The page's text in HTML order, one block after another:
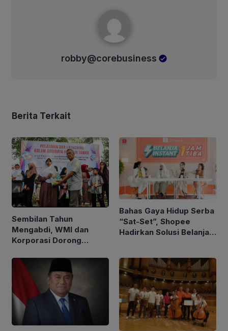
robby@corebusiness
Berita Terkait
Sembilan Tahun
Mengabdi, WMI dan
Korporasi Dorong
Komunitas Difabel
Bahas Gaya Hidup Serba
“Sat-Set”, Shopee
Hadirkan Solusi Belanja